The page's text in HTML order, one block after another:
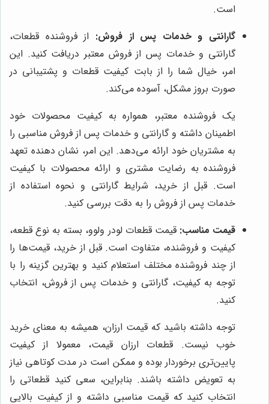
است.
گارانتی و خدمات پس از فروش: از فروشنده قطعات،
گارانتی و خدمات پس از فروش معتبر دریافت کنید. این
امر، خیال شما را از بابت کیفیت قطعات و پشتیبانی در
صورت بروز مشکل، آسوده می‌کند.
یک فروشنده معتبر، همواره به کیفیت محصولات خود
اطمینان داشته و گارانتی و خدمات پس از فروش مناسبی را
به مشتریان خود ارائه می‌دهد. این امر، نشان دهنده تعهد
فروشنده به رضایت مشتری و ارائه محصولات با کیفیت
است. قبل از خرید، شرایط گارانتی و نحوه استفاده از
خدمات پس از فروش را به دقت بررسی کنید.
قیمت مناسب: قیمت قطعات لودر ولوو، بسته به نوع قطعه،
کیفیت و فروشنده، متفاوت است. قبل از خرید، قیمت‌ها را
از چند فروشنده مختلف استعلام کنید و بهترین گزینه را با
توجه به کیفیت، گارانتی و خدمات پس از فروش، انتخاب
کنید.
توجه داشته باشید که قیمت ارزان، همیشه به معنای خرید
خوب نیست. قطعات ارزان قیمت، معمولا از کیفیت
پایین‌تری برخوردار بوده و ممکن است در مدت کوتاهی نیاز
به تعویض داشته باشند. بنابراین، سعی کنید قطعاتی را
انتخاب کنید که قیمت مناسبی داشته و از کیفیت بالایی